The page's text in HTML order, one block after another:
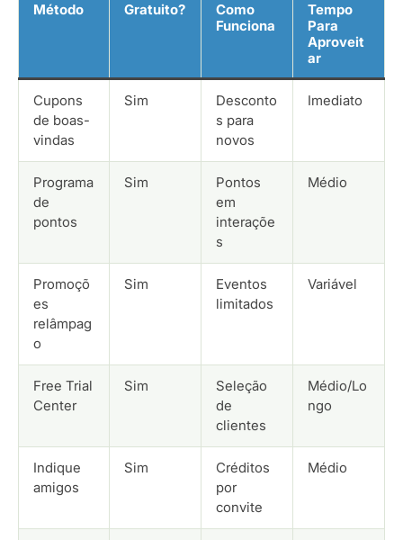
Método Gratuito?
Como
Funciona
Tempo
Para
Aproveit
ar
Cupons
de boas-
vindas
Sim
Desconto
s para
novos
Imediato
Programa
de
pontos
Sim
Pontos
em
interaçõe
s
Médio
Promoçõ
es
relâmpag
o
Sim
Eventos
limitados
Variável
Free Trial
Center
Sim
Seleção
de
clientes
Médio/Lo
ngo
Indique
amigos
Sim
Créditos
por
convite
Médio